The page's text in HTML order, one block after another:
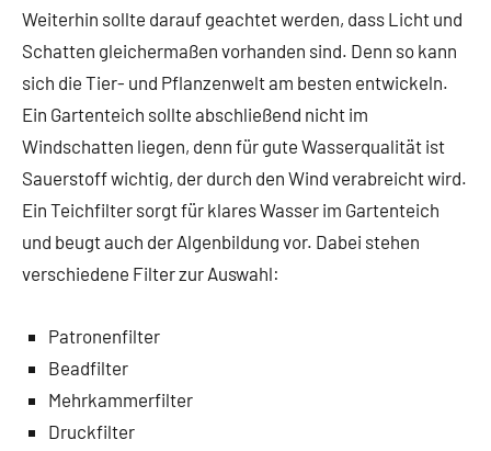
Weiterhin sollte darauf geachtet werden, dass Licht und
Schatten gleichermaßen vorhanden sind. Denn so kann
sich die Tier- und Pflanzenwelt am besten entwickeln.
Ein Gartenteich sollte abschließend nicht im
Windschatten liegen, denn für gute Wasserqualität ist
Sauerstoff wichtig, der durch den Wind verabreicht wird.
Ein Teichfilter sorgt für klares Wasser im Gartenteich
und beugt auch der Algenbildung vor. Dabei stehen
verschiedene Filter zur Auswahl:
Patronenfilter
Beadfilter
Mehrkammerfilter
Druckfilter